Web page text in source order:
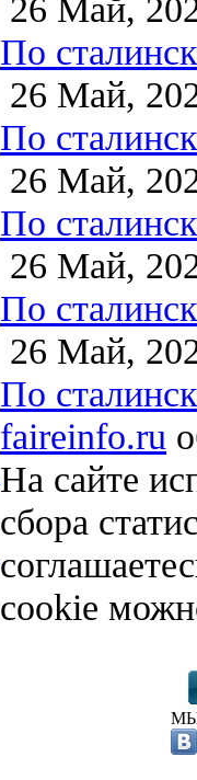
26 Май,
По
26 Май,
По
26 Май,
По
26 Май,
По
26 Май,
По
faireinfo.ru
На сайте
сбора
cookie